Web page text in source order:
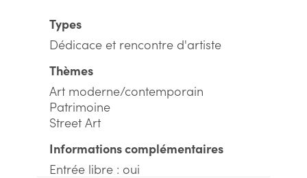
Types
Dédicace et rencontre d'artiste
Thèmes
Art moderne/contemporain
Patrimoine
Street Art
Informations complémentaires
Entrée libre : oui